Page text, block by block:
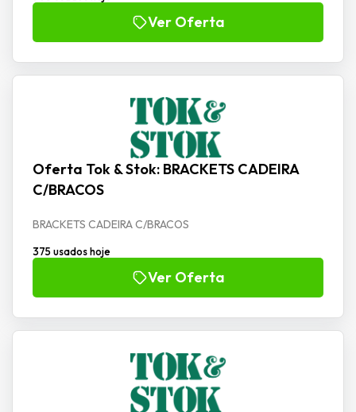
Ver Oferta
Oferta Tok & Stok: BRACKETS CADEIRA
C/BRACOS
BRACKETS CADEIRA C/BRACOS
375 usados hoje
Ver Oferta